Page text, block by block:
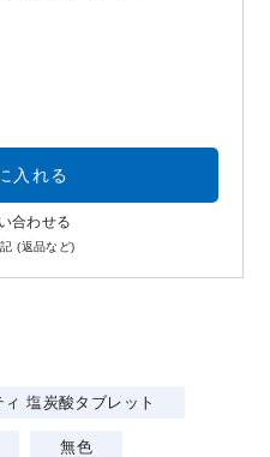
合わせる
(返品など)
塩炭酸タブレット
無色